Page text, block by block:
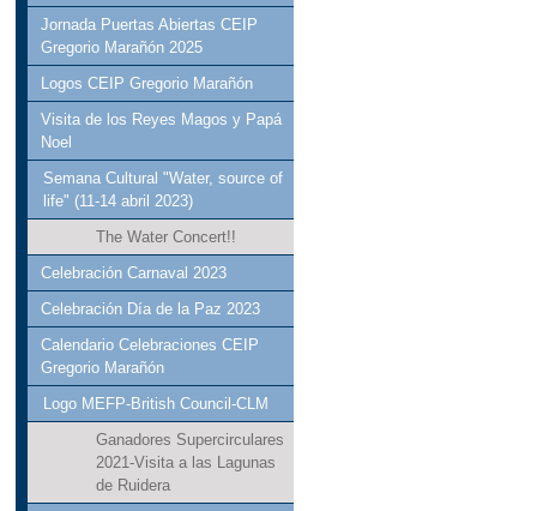
Jornada Puertas Abiertas CEIP
Gregorio Marañón 2025
Logos CEIP Gregorio Marañón
Visita de los Reyes Magos y Papá
Noel
Semana Cultural "Water, source of
life" (11-14 abril 2023)
The Water Concert!!
Celebración Carnaval 2023
Celebración Día de la Paz 2023
Calendario Celebraciones CEIP
Gregorio Marañón
Logo MEFP-British Council-CLM
Ganadores Supercirculares
2021-Visita a las Lagunas
de Ruidera